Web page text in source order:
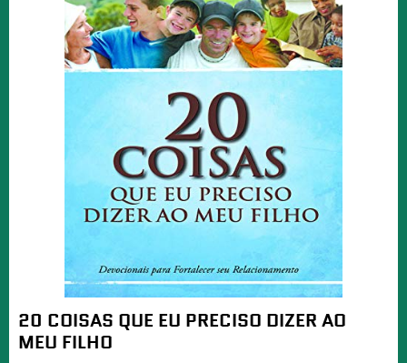
20 COISAS QUE EU PRECISO DIZER AO
MEU FILHO